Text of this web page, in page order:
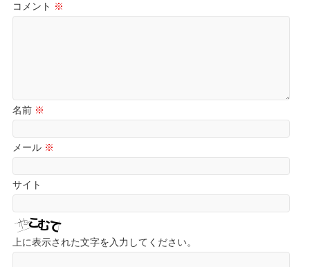
コメント ※
名前 ※
メール ※
サイト
上に表示された文字を入力してください。